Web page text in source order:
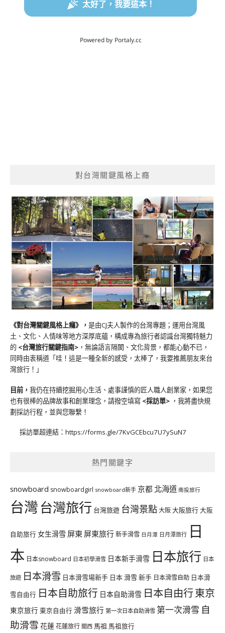
對台灣關鍵風格上癮
《對台灣關鍵風格上癮》 ， 是由CJ夫人製作的台灣專題；運用台灣風
土、文化、人情味等地方深厚底蘊，構成專為旅行者認識台灣獨特魅力
的 <台灣旅行關鍵指南> ，無論語言隔閡、文化背景，都能心動不已，
同時由衷稱道「哇！這是一種全新的感受，太棒了，我要推薦朋友來台
灣旅行！」
目前， 我仍在持續挖掘用心生活、處事謹慎的匠人職人創業家，如果您
也有很棒的品牌故事和創業理念，請撥空填寫 <採訪單> ，我將盡快規
劃採訪行程，並與您聯繫！
採訪單超連結： https://forms.gle/7KvGCEbcu7U7ySuN7
熱門關鍵字
snowboard snowboardgirl snowboard新手 京都 北海道 南投旅行
台灣台灣旅行 台灣旅遊 台灣景點大阪大阪旅行大阪
自助旅行 女生滑雪 屏東 屏東旅行新手滑雪 日月潭 日月潭旅行 日
本 日本snowboard 日本初學滑雪 日本新手滑雪 日本旅行 日本
旅遊 日本滑雪 日本滑雪場新手 日本 滑雪 新手 日本滑雪自助 日本滑
雪自由行 日本自助旅行 日本自助滑雪 日本自由行東京
東京旅行 東京自由行 滑雪旅行 第一次日本自助滑雪 第一次滑雪 自
助滑雪 花蓮花蓮旅行 關西 馬祖 馬祖旅行